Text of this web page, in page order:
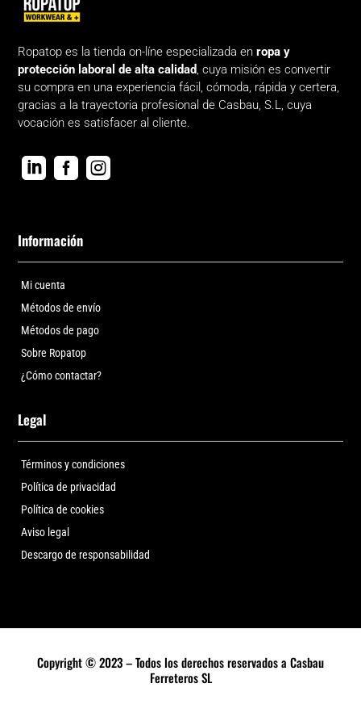
Ropatop es la tienda on-líne especializada enropa y
protección laboral de alta calidad, cuya misión es convertir
su compra en una experiencia fácil, cómoda, rápida y certera,
gracias a la trayectoria profesional de Casbau, S.L, cuya
vocación es satisfacer al cliente.
  
Información
Mi cuenta
Métodos de envío
Métodos de pago
Sobre Ropatop
¿Cómo contactar?
Legal
Términos y condiciones
Política de privacidad
Política de cookies
Aviso legal
Descargo de responsabilidad
Copyright © 2023 – Todos los derechos reservados a Casbau
Ferreteros SL